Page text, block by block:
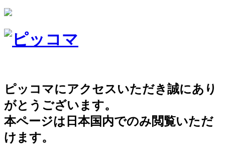
ピッコマにアクセスいただき誠にあり
がとうございます。
本ページは日本国内でのみ閲覧いただ
けます。